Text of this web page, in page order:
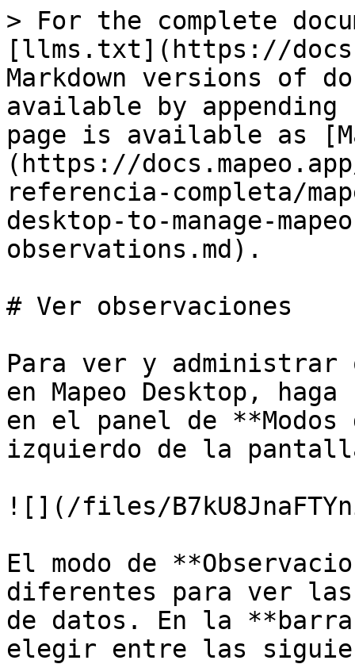
> For the complete
[llms.txt](https://
Markdown versions of
available by
page is available as
(https://
referencia-completa/
desktop-to-manage-
observations.md).
# Ver observaciones
Para ver y administrar
en Mapeo Desktop,
en el panel de
izquierdo de la
![](/files/
El modo de
diferentes para ver las
de datos. En la
elegir entre las